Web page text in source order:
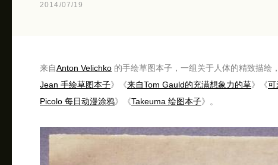
2014/07/19
来自Anton Velichko 的手绘草图本子，一组关于人体的精致描绘
Jean 手绘草图本子》《来自Tom Gauld的充满想象力的草》《可
Picolo 每日动漫涂鸦》《Takeuma 绘图本子》。